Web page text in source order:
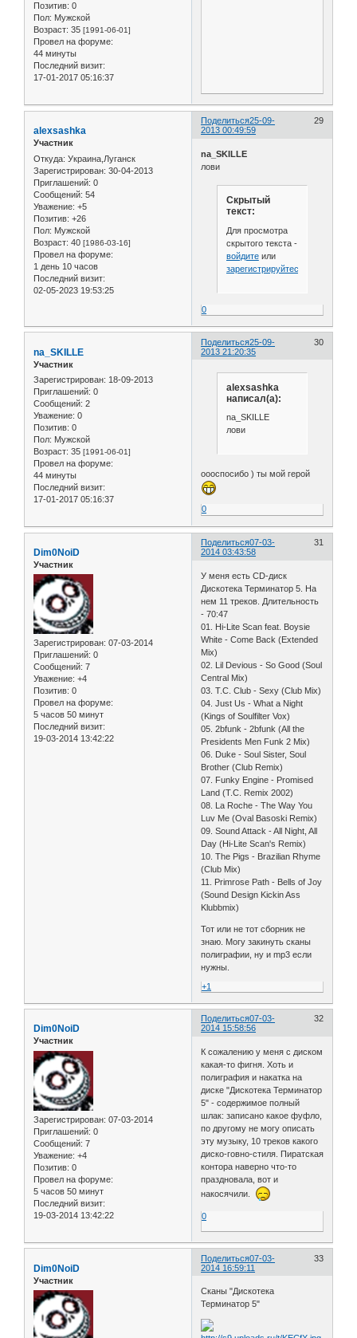
Позитив: 0
Пол: Мужской
Возраст: 35 [1991-06-01]
Провел на форуме:
44 минуты
Последний визит:
17-01-2017 05:16:37
Поделиться 29
25-09-
2013 00:49:59
alexsashka
Участник
Откуда: Украина,Луганск
Зарегистрирован: 30-04-2013
Приглашений: 0
Сообщений: 54
Уважение: +5
Позитив: +26
Пол: Мужской
Возраст: 40 [1986-03-16]
Провел на форуме:
1 день 10 часов
Последний визит:
02-05-2023 19:53:25
na_SKILLE
лови
Скрытый
текст:
Для просмотра
скрытого текста -
войдитеили
зарегистрируйтесь
0
Поделиться 30
25-09-
2013 21:20:35
na_SKILLE
Участник
Зарегистрирован: 18-09-2013
Приглашений: 0
Сообщений: 2
Уважение: 0
Позитив: 0
Пол: Мужской
Возраст: 35 [1991-06-01]
Провел на форуме:
44 минуты
Последний визит:
17-01-2017 05:16:37
alexsashka
написал(а):
na_SKILLE
лови
оооспосибо ) ты мой герой
0
Поделиться 31
07-03-
2014 03:43:58
Dim0NoiD
Участник
Зарегистрирован: 07-03-2014
Приглашений: 0
Сообщений: 7
Уважение: +4
Позитив: 0
Провел на форуме:
5 часов 50 минут
Последний визит:
19-03-2014 13:42:22
У меня есть CD-диск
Дискотека Терминатор 5. На
нем 11 треков. Длительность
- 70:47
01. Hi-Lite Scan feat. Boysie
White - Come Back (Extended
Mix)
02. Lil Devious - So Good (Soul
Central Mix)
03. T.C. Club - Sexy (Club Mix)
04. Just Us - What a Night
(Kings of Soulfilter Vox)
05. 2bfunk - 2bfunk (All the
Presidents Men Funk 2 Mix)
06. Duke - Soul Sister, Soul
Brother (Club Remix)
07. Funky Engine - Promised
Land (T.C. Remix 2002)
08. La Roche - The Way You
Luv Me (Oval Basoski Remix)
09. Sound Attack - All Night, All
Day (Hi-Lite Scan's Remix)
10. The Pigs - Brazilian Rhyme
(Club Mix)
11. Primrose Path - Bells of Joy
(Sound Design Kickin Ass
Klubbmix)
Тот или не тот сборник не
знаю. Могу закинуть сканы
полиграфии, ну и mp3 если
нужны.
+1
Поделиться 32
07-03-
2014 15:58:56
Dim0NoiD
Участник
Зарегистрирован: 07-03-2014
Приглашений: 0
Сообщений: 7
Уважение: +4
Позитив: 0
Провел на форуме:
5 часов 50 минут
Последний визит:
19-03-2014 13:42:22
К сожалению у меня с диском
какая-то фигня. Хоть и
полиграфия и накатка на
диске "Дискотека Терминатор
5" - содержимое полный
шлак: записано какое фуфло,
по другому не могу описать
эту музыку, 10 треков какого
диско-говно-стиля. Пиратская
контора наверно что-то
праздновала, вот и
накосячили.
0
Поделиться 33
07-03-
2014 16:59:11
Dim0NoiD
Участник
Сканы "Дискотека
Терминатор 5"